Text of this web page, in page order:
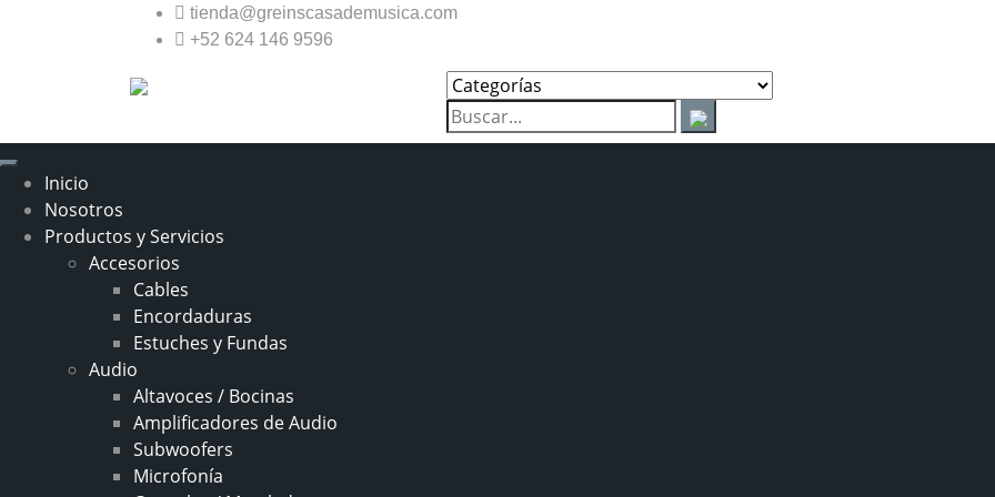
tienda@greinscasademusica.com
+52 624 146 9596
Inicio
Nosotros
Productos y Servicios
Accesorios
Cables
Encordaduras
Estuches y Fundas
Audio
Altavoces / Bocinas
Amplificadores de Audio
Subwoofers
Microfonía